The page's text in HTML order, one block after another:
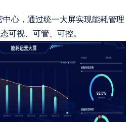
心，通过统一大屏实现能耗管理
可视、可管、可控。